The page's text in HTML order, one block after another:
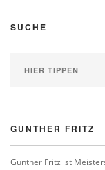
SUCHE
GUNTHER FRITZ
Gunther Fritz ist